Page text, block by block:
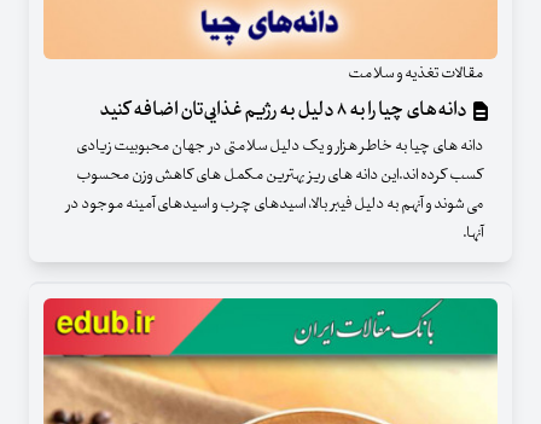
مقالات تغذیه و سلامت
دانه‌های چیا را به ۸ دلیل به رژیم غذایی‌تان اضافه کنید
دانه های چیا به خاطر هزار و یک دلیل سلامتی در جهان محبوبیت زیادی
کسب کرده اند.این دانه های ریز بهترین مکمل های کاهش وزن محسوب
می شوند و آنهم به دلیل فیبر بالا، اسیدهای چرب و اسیدهای آمینه موجود در
آنها.